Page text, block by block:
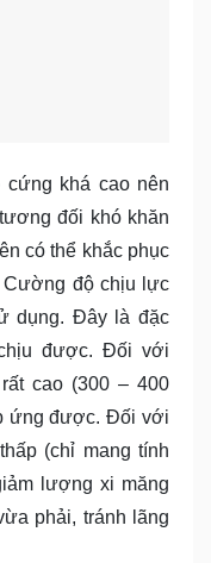
khá cao nên
đối khó khăn
có thể khắc phục
Cường độ chịu lực
dụng. Đây là đặc
được. Đối với
cao (300 – 400
ứng được. Đối với
(chỉ mang tính
lượng xi măng
phải, tránh lãng